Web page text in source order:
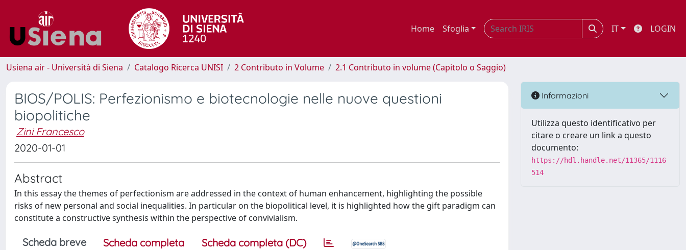
Home Sfoglia IT LOGIN
Usiena air - Università di Siena Catalogo Ricerca UNISI 2 Contributo in Volume 2.1 Contributo in volume (Capitolo o Saggio)
BIOS/POLIS: Perfezionismo e biotecnologie nelle nuove questioni
biopolitiche
Zini Francesco
2020-01-01
Abstract
In this essay the themes of perfectionism are addressed in the context of human enhancement, highlighting the possible
risks of new personal and social inequalities. In particular on the biopolitical level, it is highlighted how the gift paradigm can
constitute a constructive synthesis within the perspective of convivialism.
Scheda breve Scheda completa Scheda completa (DC)
Informazioni
Utilizza questo identificativo per
citare o creare un link a questo
documento:
https://hdl.handle.net/11365/1116
514